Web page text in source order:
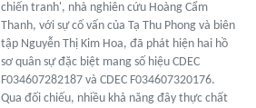
chiến tranh', nhà nghiên cứu Hoàng Cẩm
Thanh, với sự cố vấn của Tạ Thu Phong và biên
tập Nguyễn Thị Kim Hoa, đã phát hiện hai hồ
sơ quân sự đặc biệt mang số hiệu CDEC
F034607282187 và CDEC F034607320176.
Qua đối chiếu, nhiều khả năng đây thực chất